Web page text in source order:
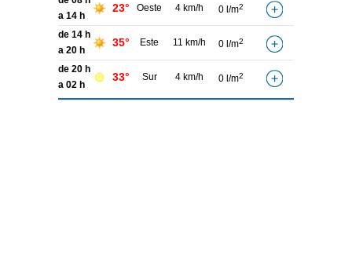
a 14 h
23° Oeste 4 km/h 0 l/m2
de 14 h
a 20 h
35° Este 11 km/h 0 l/m2
de 20 h
a 02 h
33° Sur 4 km/h 0 l/m2